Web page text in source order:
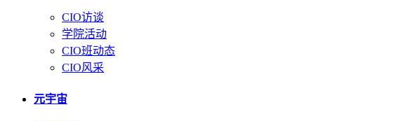
CIO访谈
学院活动
CIO班动态
CIO风采
元宇宙